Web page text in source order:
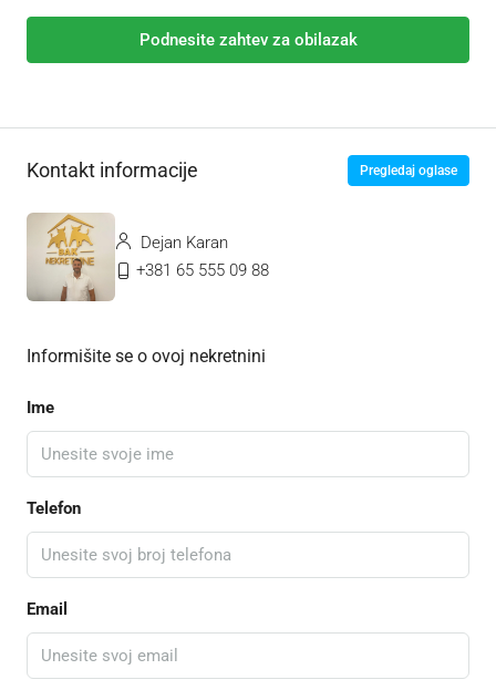
Podnesite zahtev za obilazak
Kontakt informacije Pregledaj oglase
Dejan Karan
+381 65 555 09 88
Informišite se o ovoj nekretnini
Ime
Telefon
Email